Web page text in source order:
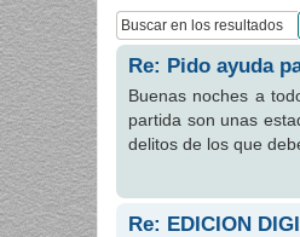
Re: Pido ayuda
Buenas noches a
partida son unas
delitos de los que
Re: EDICION